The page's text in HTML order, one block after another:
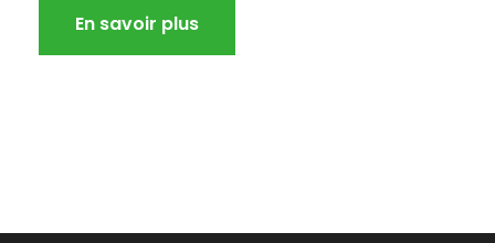
En savoir plus